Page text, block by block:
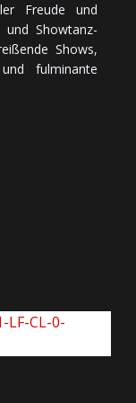
Freude und
und Show­tanz­
Shows,
ful­mi­nan­te